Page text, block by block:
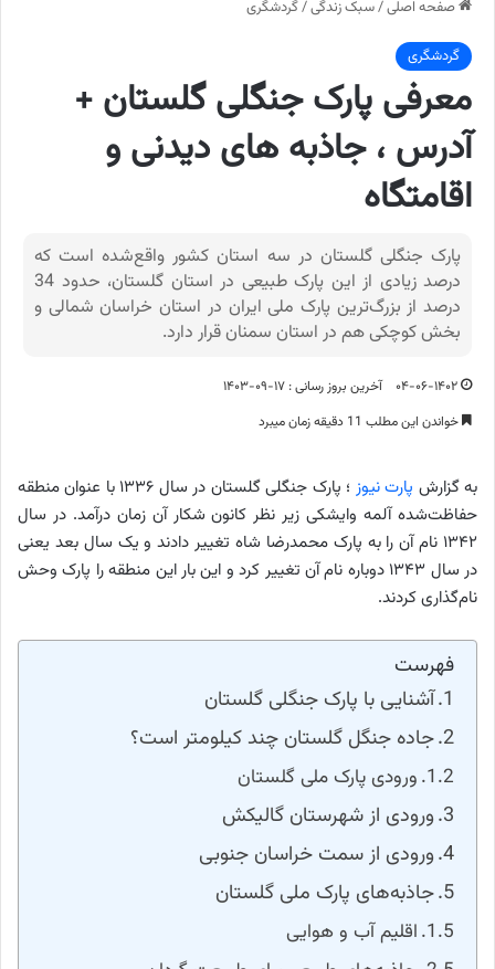
صفحه اصلی/سبک زندگی/گردشگری
گردشگری
معرفی پارک جنگلی گلستان +
آدرس ، جاذبه های دیدنی و
اقامتگاه
پارک جنگلی گلستان در سه استان کشور واقع‌شده است که
درصد زیادی از این پارک طبیعی در استان گلستان، حدود 34
درصد از بزرگ‌ترین پارک ملی ایران در استان خراسان شمالی و
بخش کوچکی هم در استان سمنان قرار دارد.
۰۴-۰۶-۱۴۰۲
آخرین بروز رسانی : ۱۷-۰۹-۱۴۰۳
خواندن این مطلب 11 دقیقه زمان میبرد
به گزارش پارت نیوز
؛ پارک جنگلی گلستان در سال ۱۳۳۶ با عنوان منطقه
حفاظت‌شده آلمه وایشکی زیر نظر کانون شکار آن زمان درآمد. در سال
۱۳۴۲ نام آن را به پارک محمدرضا شاه تغییر دادند و یک سال بعد یعنی
در سال ۱۳۴۳ دوباره نام آن تغییر کرد و این بار این منطقه را پارک وحش
نام‌گذاری کردند.
فهرست
آشنایی با پارک جنگلی گلستان
جاده جنگل گلستان چند کیلومتر است؟
ورودی پارک ملی گلستان
ورودی از شهرستان گالیکش
ورودی از سمت خراسان جنوبی
جاذبه‌های پارک ملی گلستان
اقلیم آب و هوایی